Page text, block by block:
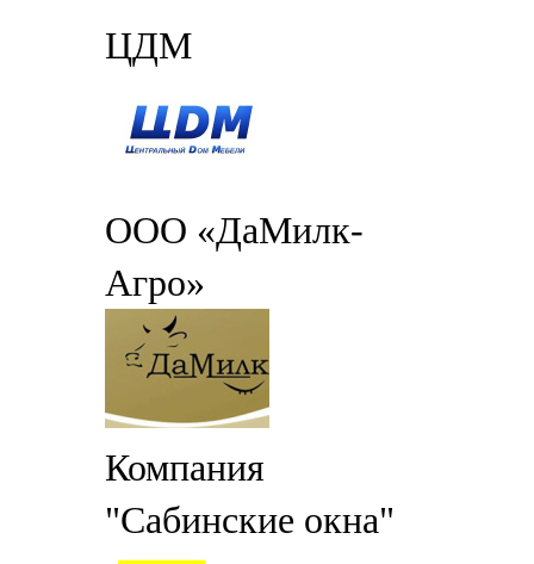
ЦДМ
ООО «ДаМилк-
Агро»
Компания
"Сабинские окна"